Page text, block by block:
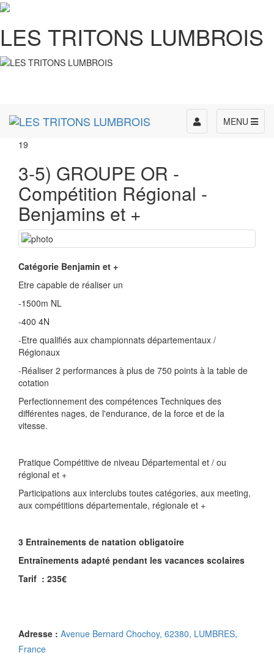
LES TRITONS LUMBROIS
MENU
Toggle
navigation
19
3-5) GROUPE OR -
Compétition Régional -
Benjamins et +
Catégorie Benjamin et +
Etre capable de réaliser un
-1500m NL
-400 4N
-Etre qualifiés aux championnats départementaux /
Régionaux
-Réaliser 2 performances à plus de 750 points à la table de
cotation
Perfectionnement des compétences Techniques des
différentes nages, de l'endurance, de la force et de la
vitesse.
Pratique Compétitive de niveau Départemental et / ou
régional et +
Participations aux interclubs toutes catégories, aux meeting,
aux compétitions départementale, régionale et +
3 Entrainements de natation obligatoire
Entraînements adapté pendant les vacances scolaires
Tarif : 235€
Adresse : Avenue Bernard Chochoy, 62380, LUMBRES,
France